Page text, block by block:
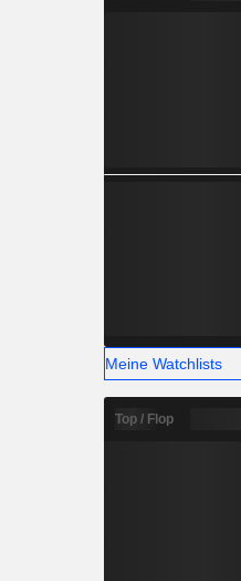
Meine Watchlists
Top / Flop